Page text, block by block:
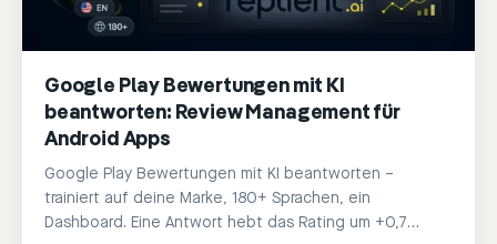
Google Play Bewertungen mit KI
beantworten: Review Management für
Android Apps
Google Play Bewertungen mit KI beantworten –
trainiert auf deine Marke, 180+ Sprachen, ein
Dashboard. Eine Antwort hebt das Rating um +0,7